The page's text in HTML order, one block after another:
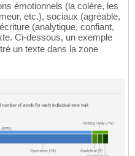
émotionnels (la colère, les
etc.), sociaux (agréable,
(analytique, confiant,
Ci-dessous, un exemple
un texte dans la zone